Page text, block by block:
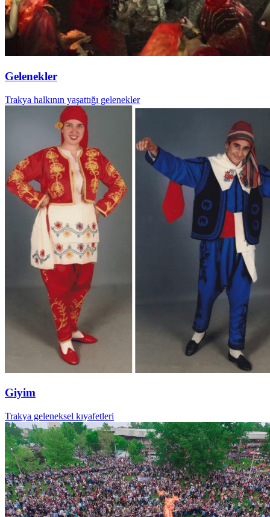
Gelenekler
Trakya halkının yaşattığı gelenekler
Giyim
Trakya geleneksel kıyafetleri